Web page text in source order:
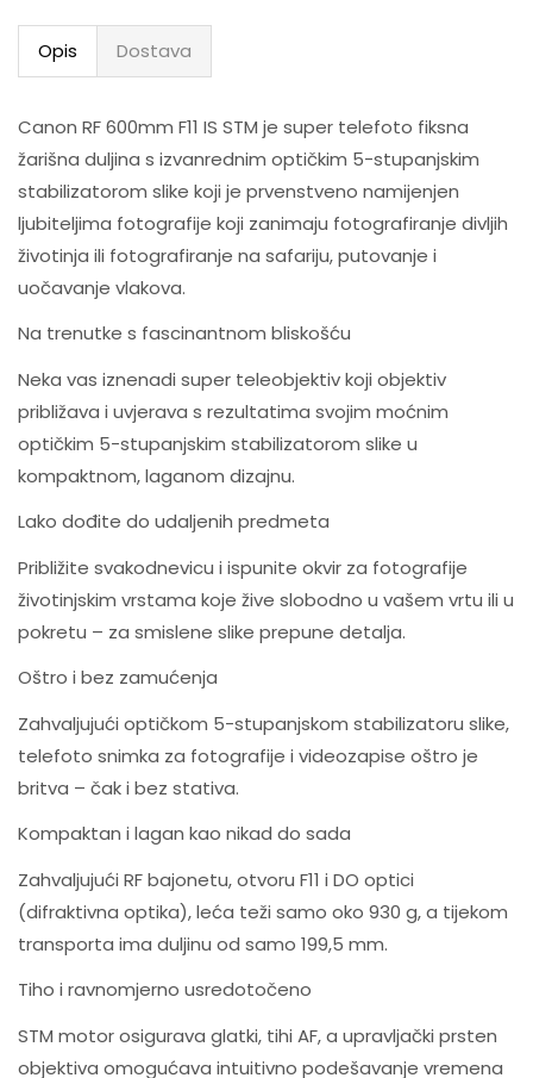
Opis Dostava
Canon RF 600mm F11 IS STM je super telefoto fiksna
žarišna duljina s izvanrednim optičkim 5-stupanjskim
stabilizatorom slike koji je prvenstveno namijenjen
ljubiteljima fotografije koji zanimaju fotografiranje divljih
životinja ili fotografiranje na safariju, putovanje i
uočavanje vlakova.
Na trenutke s fascinantnom bliskošću
Neka vas iznenadi super teleobjektiv koji objektiv
približava i uvjerava s rezultatima svojim moćnim
optičkim 5-stupanjskim stabilizatorom slike u
kompaktnom, laganom dizajnu.
Lako dođite do udaljenih predmeta
Približite svakodnevicu i ispunite okvir za fotografije
životinjskim vrstama koje žive slobodno u vašem vrtu ili u
pokretu – za smislene slike prepune detalja.
Oštro i bez zamućenja
Zahvaljujući optičkom 5-stupanjskom stabilizatoru slike,
telefoto snimka za fotografije i videozapise oštro je
britva – čak i bez stativa.
Kompaktan i lagan kao nikad do sada
Zahvaljujući RF bajonetu, otvoru F11 i DO optici
(difraktivna optika), leća teži samo oko 930 g, a tijekom
transporta ima duljinu od samo 199,5 mm.
Tiho i ravnomjerno usredotočeno
STM motor osigurava glatki, tihi AF, a upravljački prsten
objektiva omogućava intuitivno podešavanje vremena